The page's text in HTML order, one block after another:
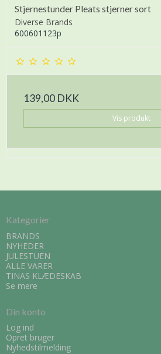
Stjernestunder Pleats stjerner sort
Diverse Brands
600601123p
139,00 DKK
Vis produkt
Kategorier
BRANDS
NYHEDER
JULESTUEN
ALLE VARER
TINAS KLÆDESKAB
Se mere
Din konto
Log ind
Opret bruger
Nyhedstilmelding